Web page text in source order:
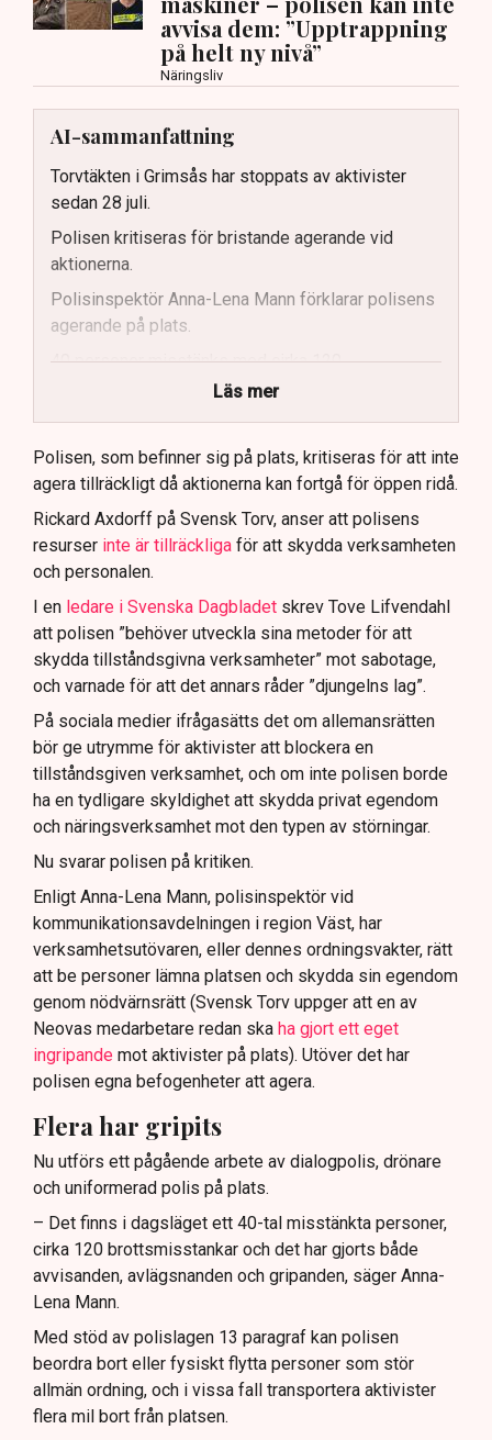
avvisa dem: ”Upptrappning
på helt ny nivå”
Näringsliv
AI-sammanfattning
Torvtäkten i Grimsås har stoppats av aktivister
sedan 28 juli.
Polisen kritiseras för bristande agerande vid
aktionerna.
Polisinspektör Anna-Lena Mann förklarar polisens
agerande på plats.
40 personer misstänks med cirka 120
brottsmisstankar kopplade.
Polisen använder drönare och uniformerad polis
för att dokumentera bevis.
Samtidigt är polisarbetet komplext när det gäller
att navigera juridiska rättigheter och gränser.
Läs mer
Polisen, som befinner sig på plats, kritiseras för att inte
agera tillräckligt då aktionerna kan fortgå för öppen ridå.
Rickard Axdorff på Svensk Torv, anser att polisens
resurser inte är tillräckliga för att skydda verksamheten
och personalen.
I en ledare i Svenska Dagbladet skrev Tove Lifvendahl
att polisen ”behöver utveckla sina metoder för att
skydda tillståndsgivna verksamheter” mot sabotage,
och varnade för att det annars råder ”djungelns lag”.
På sociala medier ifrågasätts det om allemansrätten
bör ge utrymme för aktivister att blockera en
tillståndsgiven verksamhet, och om inte polisen borde
ha en tydligare skyldighet att skydda privat egendom
och näringsverksamhet mot den typen av störningar.
Nu svarar polisen på kritiken.
Enligt Anna-Lena Mann, polisinspektör vid
kommunikationsavdelningen i region Väst, har
verksamhetsutövaren, eller dennes ordningsvakter, rätt
att be personer lämna platsen och skydda sin egendom
genom nödvärnsrätt (Svensk Torv uppger att en av
Neovas medarbetare redan ska ha gjort ett eget
ingripande mot aktivister på plats). Utöver det har
polisen egna befogenheter att agera.
Flera har gripits
Nu utförs ett pågående arbete av dialogpolis, drönare
och uniformerad polis på plats.
– Det finns i dagsläget ett 40-tal misstänkta personer,
cirka 120 brottsmisstankar och det har gjorts både
avvisanden, avlägsnanden och gripanden, säger Anna-
Lena Mann.
Med stöd av polislagen 13 paragraf kan polisen
beordra bort eller fysiskt flytta personer som stör
allmän ordning, och i vissa fall transportera aktivister
flera mil bort från platsen.